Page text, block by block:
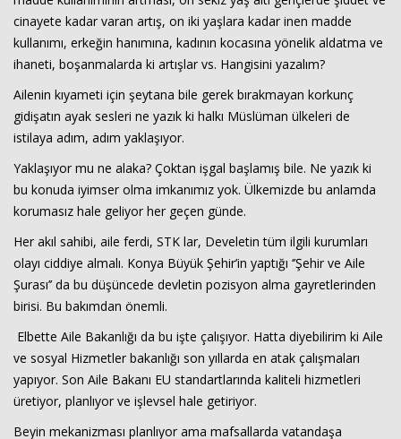
cinayete kadar varan artış, on iki yaşlara kadar inen madde
kullanımı, erkeğin hanımına, kadının kocasına yönelik aldatma ve
ihaneti, boşanmalarda ki artışlar vs. Hangisini yazalım?
Ailenin kıyameti için şeytana bile gerek bırakmayan korkunç
gidişatın ayak sesleri ne yazık ki halkı Müslüman ülkeleri de
istilaya adım, adım yaklaşıyor.
Yaklaşıyor mu ne alaka? Çoktan işgal başlamış bile. Ne yazık ki
bu konuda iyimser olma imkanımız yok. Ülkemizde bu anlamda
korumasız hale geliyor her geçen günde.
Her akıl sahibi, aile ferdi, STK lar, Develetin tüm ilgili kurumları
olayı ciddiye almalı. Konya Büyük Şehir’in yaptığı ‘’Şehir ve Aile
Şurası’’ da bu düşüncede devletin pozisyon alma gayretlerinden
birisi. Bu bakımdan önemli.
Elbette Aile Bakanlığı da bu işte çalışıyor. Hatta diyebilirim ki Aile
ve sosyal Hizmetler bakanlığı son yıllarda en atak çalışmaları
yapıyor. Son Aile Bakanı EU standartlarında kaliteli hizmetleri
üretiyor, planlıyor ve işlevsel hale getiriyor.
Beyin mekanizması planlıyor ama mafsallarda vatandaşa